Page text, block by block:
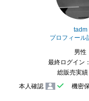
tadm
プロフィール
男性
最終ログイン
総販売実
本人確認
機密